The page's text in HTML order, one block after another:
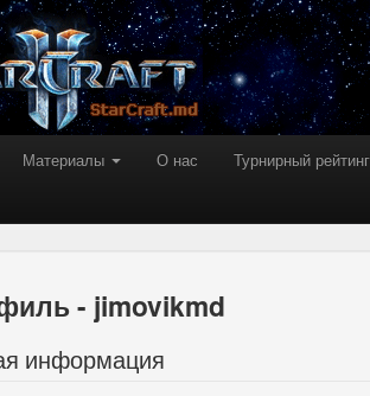
Материалы О нас Турнирный рейтинг
- jimovikmd
информация